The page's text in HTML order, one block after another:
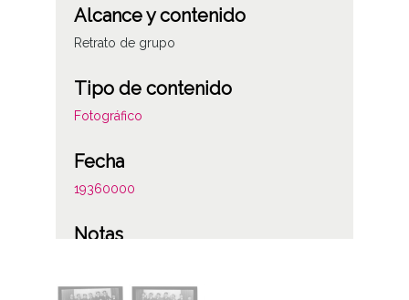
Alcance y contenido
Retrato de grupo
Tipo de contenido
Fotográfico
Fecha
19360000
Notas
de la Milicia Ciudadana que se crea en